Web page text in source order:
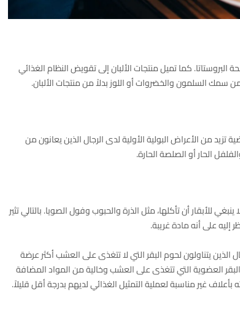
كما تميل منتجات الألبان إلى تقويض النظام الغذائي
السلمون والخضروات أو اللوز بدلاً من منتجات الألبان.
تزيد من الأعراض البولية الأولية لدى الرجال الذين يعانون من
الحار أو الصلصة الحارة.
للأبقار أن تأكلها، مثل الذرة والحبوب وفول الصويا. بالتالي تثير
إليه على أنه مادة غريبة.
يتناولون لحوم البقر التي لا تتغذى على العشب أكثر عرضة
الذين يتناولون لحوم البقر العضوية التي تتغذى على العشب وخالية من المواد المضافة
غير مناسبة لعملية التمثيل الغذائي لديهم بدرجة أقل قليلاً.